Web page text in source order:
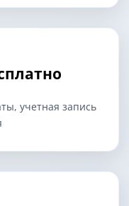
учетная запись